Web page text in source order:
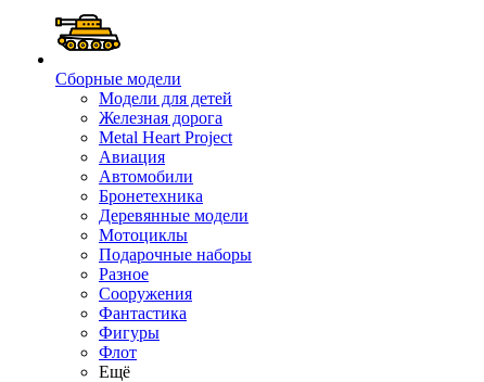
Сборные модели
Модели для детей
Железная дорога
Metal Heart Project
Авиация
Автомобили
Бронетехника
Деревянные модели
Мотоциклы
Подарочные наборы
Разное
Сооружения
Фантастика
Фигуры
Флот
Ещё